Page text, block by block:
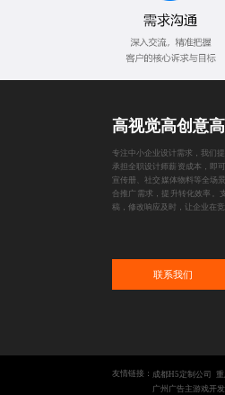
高视觉高创意
专注中小企业设计需求，我们
承担全职设计师薪资成本，即
宣传册、社交媒体物料等全场
合推广需求，提升转化效率。
稿，修改响应及时，让企业在
联系我们
友情链接： 成都H5定制公司
广州广告主游戏开发